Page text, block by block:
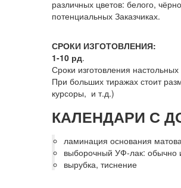
различных цветов: белого,
потенциальных Заказчиках.
СРОКИ ИЗГОТОВЛЕНИЯ:
1-10 рд.
Сроки изготовления
При больших тиражах стоит
курсоры, и т.д.)
КАЛЕНДАРИ С
ламинация основания
выборочный УФ-лак: обычно
вырубка, тиснение